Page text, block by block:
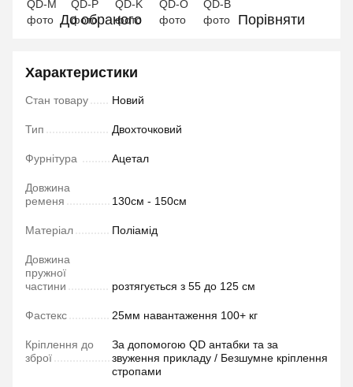
До обраного Порівняти
Характеристики
Стан товару Новий
Тип Двохточковий
Фурнітура Ацетал
Довжина
ременя
130см - 150см
Матеріал Поліамід
Довжина
пружної
частини
розтягується з 55 до 125 см
Фастекс 25мм навантаження 100+ кг
Кріплення до
зброї
За допомогою QD антабки та за
звуження прикладу / Безшумне кріплення
стропами